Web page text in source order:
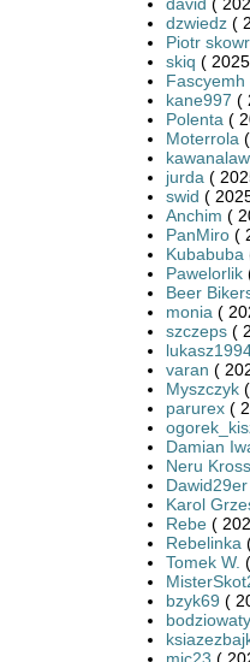
dzwiedz(
Piotr
skiq (
Fascyemh
kane997 (
Polenta (
Moterrola
jurda (
swid (
Anchim (
PanMiro(
Kubabuba
Pawelorlik
Beer
monia (
szczeps(
varan (
Myszczyk(
parurex(
Damian
Neru Kross
Dawid29er
Karol
Rebe(
Rebelinka
Tomek W.
bzyk69 (
bodziowaty
mic23 (